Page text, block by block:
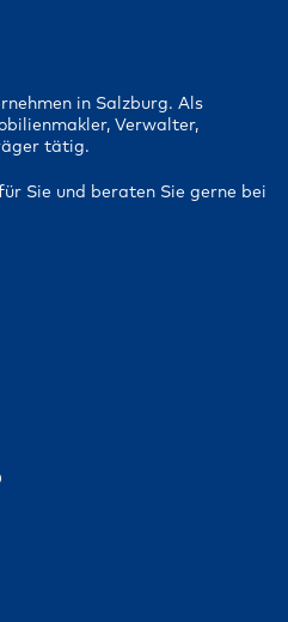
in Salzburg. Als
Verwalter,
tätig.
Sie und beraten Sie gerne bei